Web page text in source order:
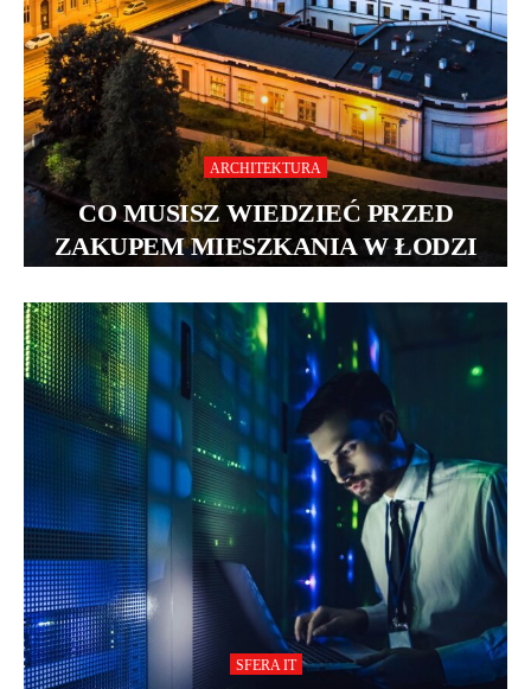
ARCHITEKTURA
CO MUSISZ WIEDZIEĆ PRZED
ZAKUPEM MIESZKANIA W ŁODZI
SFERA IT